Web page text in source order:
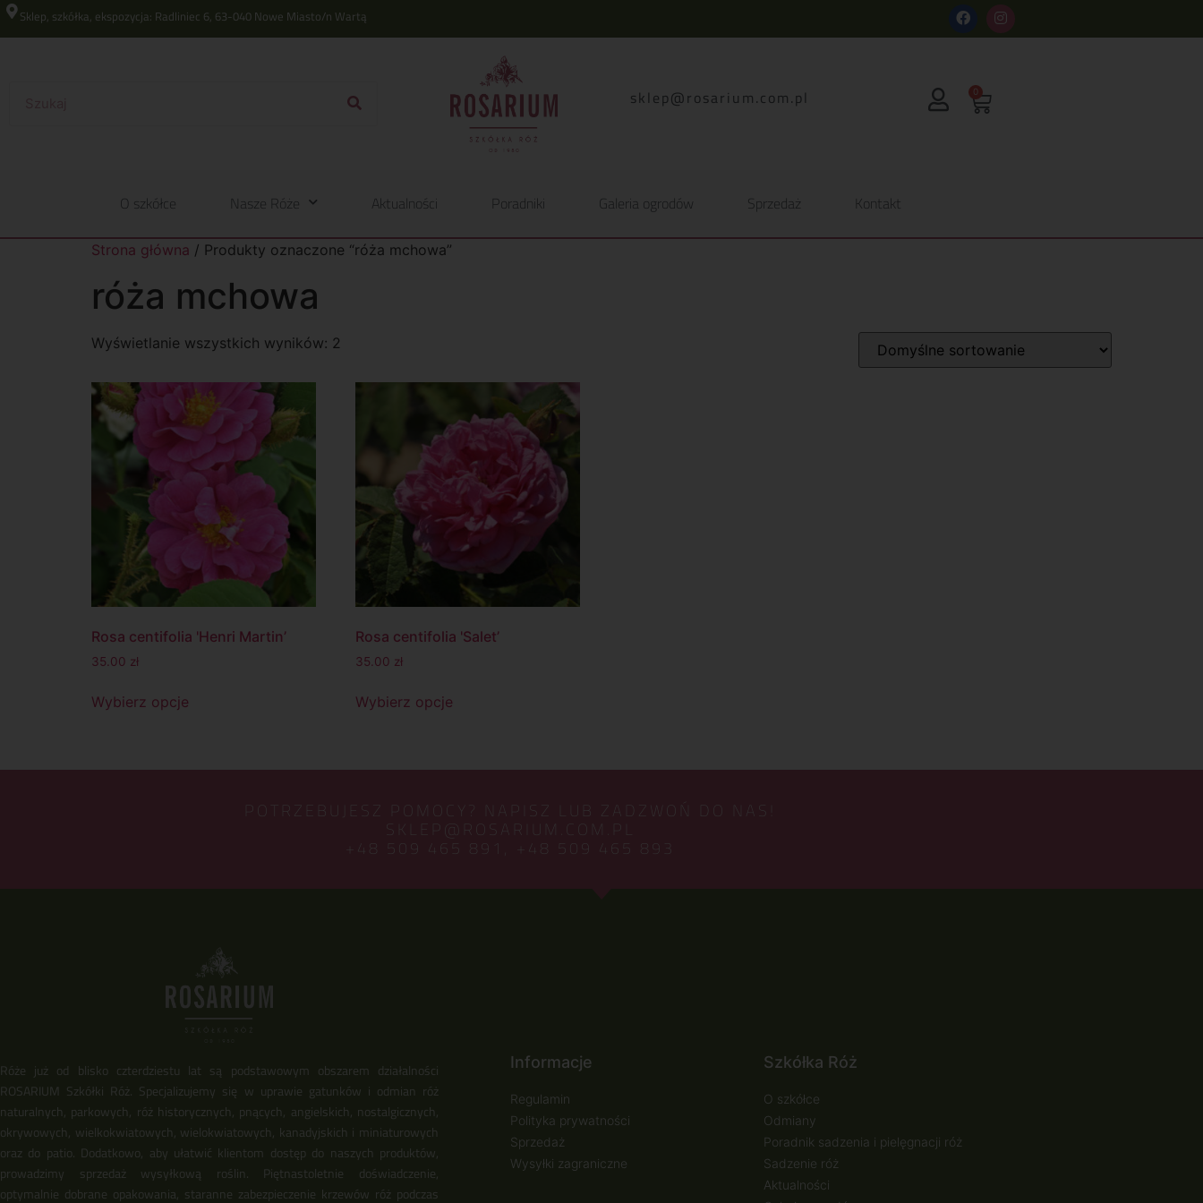
Sklep, szkółka, ekspozycja: Radliniec 6, 63-040 Nowe Miasto/n Wartą
lp.moc.muirasor@pelks 0
O szkółce Nasze Róże Aktualności Poradniki Galeria ogrodów Sprzedaż Kontakt
Strona główna / Produkty oznaczone “róża mchowa”
róża mchowa
Wyświetlanie wszystkich wyników: 2
Rosa centifolia 'Henri Martin’
35.00 zł
Wybierz opcje
Rosa centifolia 'Salet’
35.00 zł
Wybierz opcje
POTRZEBUJESZ POMOCY? NAPISZ LUB ZADZWOŃ DO NAS!
SKLEP@ROSARIUM.COM.PL
+48 509 465 891, +48 509 465 893
Róże już od blisko czterdziestu lat są podstawowym obszarem działalności
ROSARIUM Szkółki Róż. Specjalizujemy się w uprawie gatunków i odmian róż
naturalnych, parkowych, róż historycznych, pnących, angielskich, nostalgicznych,
okrywowych, wielkokwiatowych, wielokwiatowych, kanadyjskich i miniaturowych
oraz do patio. Dodatkowo, aby ułatwić klientom dostęp do naszych produktów,
prowadzimy sprzedaż wysyłkową roślin. Piętnastoletnie doświadczenie,
optymalnie dobrane opakowania, staranne zabezpieczenie krzewów róż podczas
Informacje
Regulamin
Polityka prywatności
Sprzedaż
Wysyłki zagraniczne
Szkółka Róż
O szkółce
Odmiany
Poradnik sadzenia i pielęgnacji róż
Sadzenie róż
Aktualności